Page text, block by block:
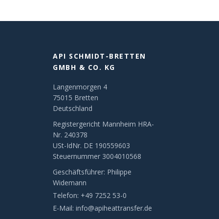
API SCHMIDT-BRETTEN
GMBH & CO. KG
Langenmorgen 4
75015 Bretten
Deutschland
Registergericht Mannheim HRA-
Nr. 240378
USt-IdNr. DE 190559603
Steuernummer 3004010568
Geschäftsführer: Philippe
Widemann
Telefon: +49 7252 53-0
E-Mail:info@apiheattransfer.de